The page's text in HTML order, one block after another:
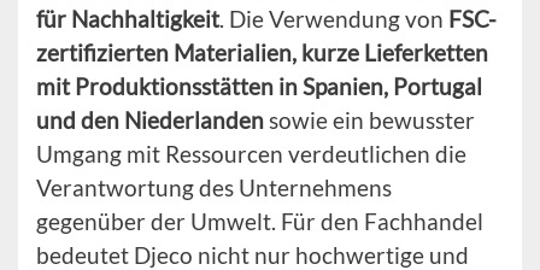
für Nachhaltigkeit. Die Verwendung von FSC-
zertifizierten Materialien, kurze Lieferketten
mit Produktionsstätten in Spanien, Portugal
und den Niederlandensowie ein bewusster
Umgang mit Ressourcen verdeutlichen die
Verantwortung des Unternehmens
gegenüber der Umwelt. Für den Fachhandel
bedeutet Djeco nicht nur hochwertige und